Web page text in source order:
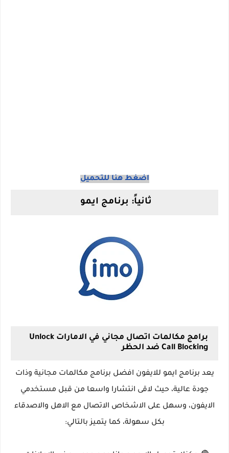
اضغط هنا للتحميل
ثانياً: برنامج ايمو
برامج مكالمات اتصال مجاني في الامارات Unlock
Call Blocking ضد الحظر
يعد برنامج ايمو للايفون افضل برنامج مكالمات مجانية وذات
جودة عالية، حيث لاقى انتشارا واسعا من قبل مستخدمي
الايفون، وسهل على الاشخاص الاتصال مع الاهل والاصدقاء
بكل سهولة، كما يتميز بالتالي: